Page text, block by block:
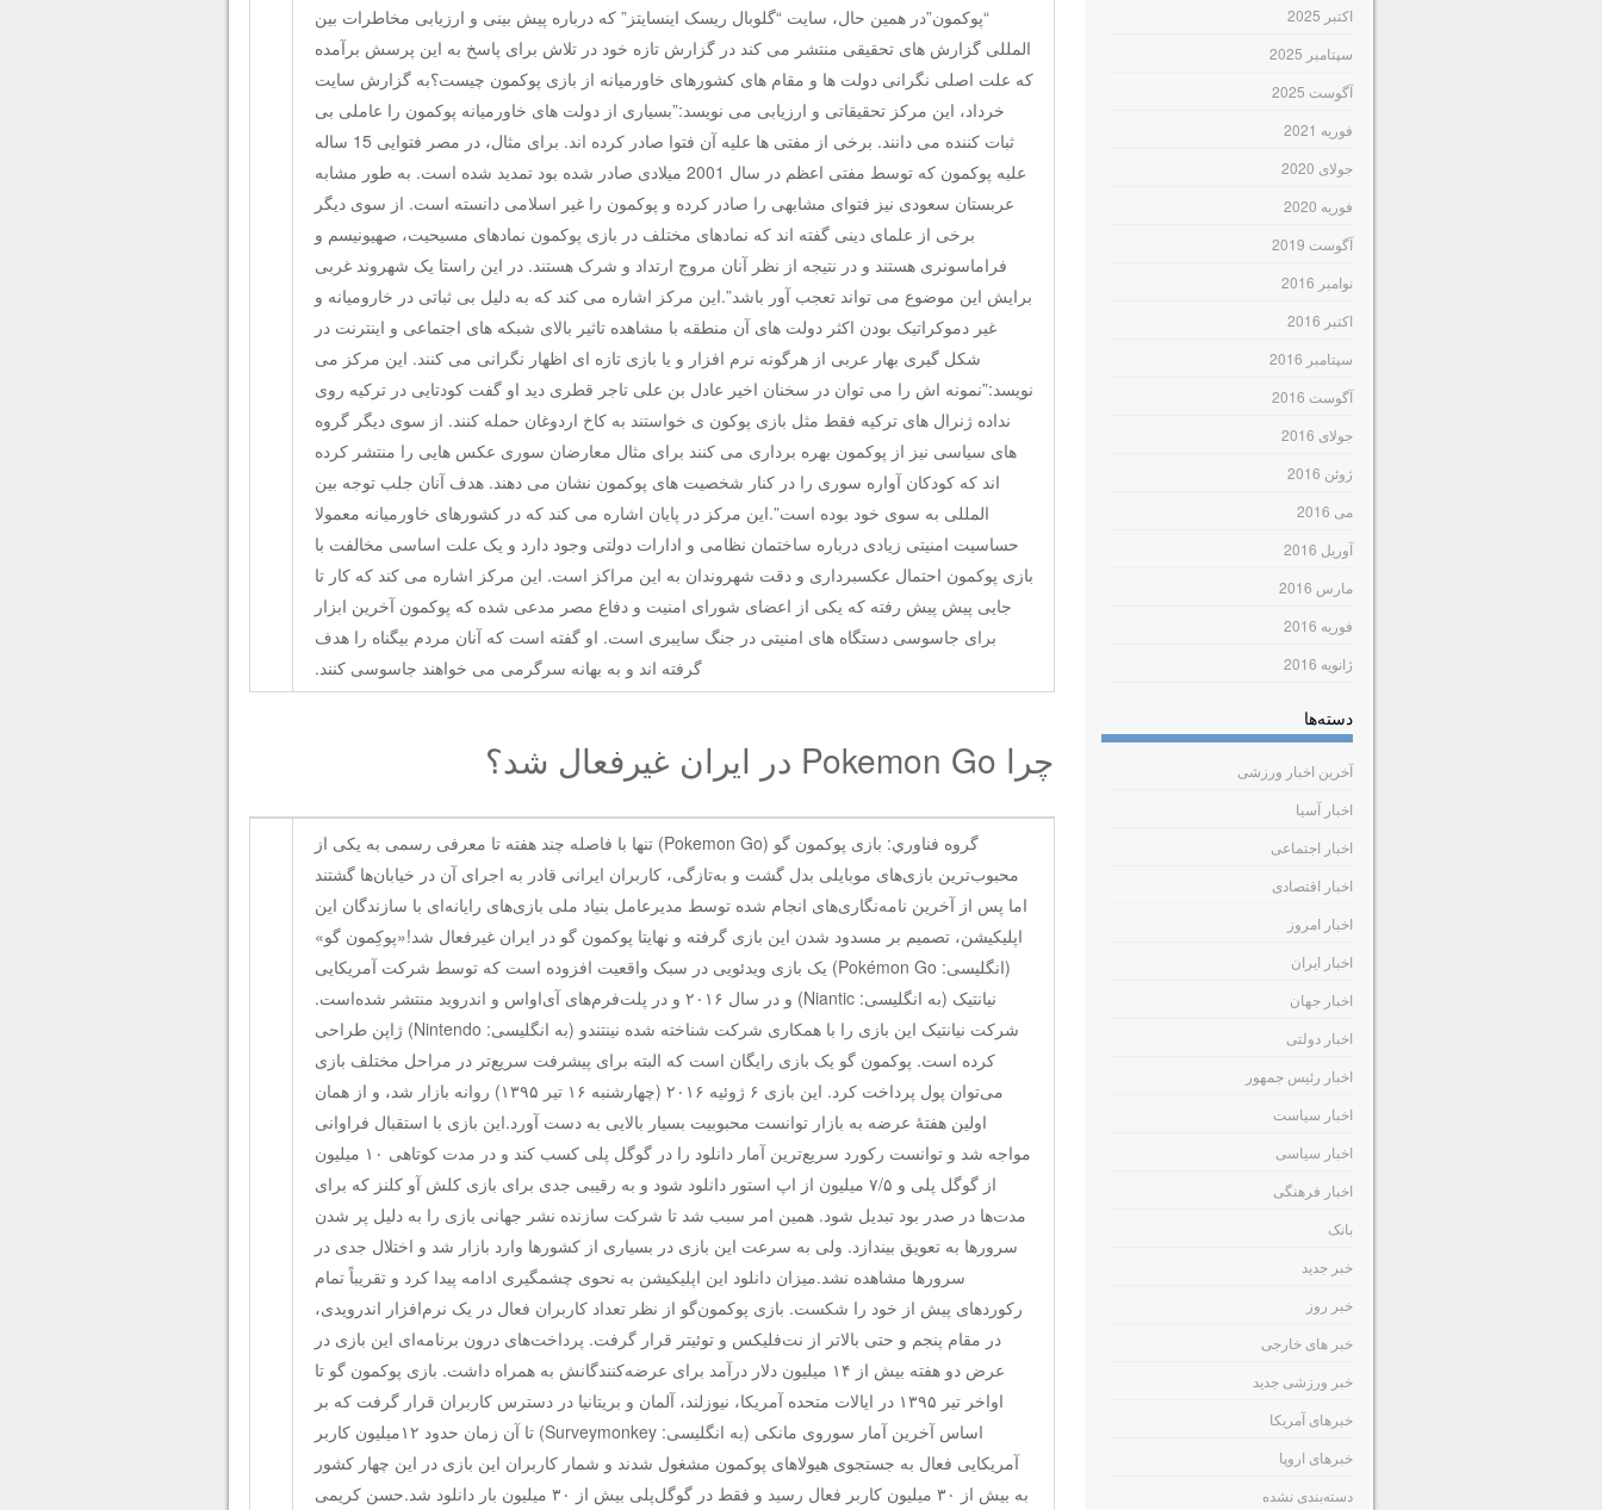
“پوکمون”در همين حال، سایت “گلوبال ریسک اینسایتز” که درباره پیش بینی و ارزیابی مخاطرات بین
المللی گزارش های تحقیقی منتشر می کند در گزارش تازه خود در تلاش برای پاسخ به این پرسش برآمده
که علت اصلی نگرانی دولت ها و مقام های کشورهای خاورمیانه از بازی پوکمون چیست؟به گزارش سايت
خرداد، این مرکز تحقیقاتی و ارزیابی می نویسد:”بسیاری از دولت های خاورمیانه پوکمون را عاملی بی
ثبات کننده می دانند. برخی از مفتی ها علیه آن فتوا صادر کرده اند. برای مثال، در مصر فتوایی 15 ساله
علیه پوکمون که توسط مفتی اعظم در سال 2001 میلادی صادر شده بود تمدید شده است. به طور مشابه
عربستان سعودی نیز فتوای مشابهی را صادر کرده و پوکمون را غیر اسلامی دانسته است. از سوی دیگر
برخی از علمای دینی گفته اند که نمادهای مختلف در بازی پوکمون نمادهای مسیحیت، صهیونیسم و
فراماسونری هستند و در نتیجه از نظر آنان مروج ارتداد و شرک هستند. در این راستا یک شهروند غربی
برایش این موضوع می تواند تعجب آور باشد”.این مرکز اشاره می کند که به دلیل بی ثباتی در خارومیانه و
غیر دموکراتیک بودن اکثر دولت های آن منطقه با مشاهده تاثیر بالای شبکه های اجتماعی و اینترنت در
شکل گیری بهار عربی از هرگونه نرم افزار و یا بازی تازه ای اظهار نگرانی می کنند. این مرکز می
نویسد:”نمونه اش را می توان در سخنان اخیر عادل بن علی تاجر قطری دید او گفت کودتایی در ترکیه روی
نداده ژنرال های ترکیه فقط مثل بازی پوکون ی خواستند به کاخ اردوغان حمله کنند. از سوی دیگر گروه
های سیاسی نیز از پوکمون بهره برداری می کنند برای مثال معارضان سوری عکس هایی را منتشر کرده
اند که کودکان آواره سوری را در کنار شخصیت های پوکمون نشان می دهند. هدف آنان جلب توجه بین
المللی به سوی خود بوده است”.این مرکز در پایان اشاره می کند که در کشورهای خاورمیانه معمولا
حساسیت امنیتی زیادی درباره ساختمان نظامی و ادارات دولتی وجود دارد و یک علت اساسی مخالفت با
بازی پوکمون احتمال عکسبرداری و دقت شهروندان به این مراکز است. این مرکز اشاره می کند که کار تا
جایی پیش پیش رفته که یکی از اعضای شورای امنیت و دفاع مصر مدعی شده که پوکمون آخرین ابزار
برای جاسوسی دستگاه های امنیتی در جنگ سایبری است. او گفته است که آنان مردم بیگناه را هدف
گرفته اند و به بهانه سرگرمی می خواهند جاسوسی کنند.
چرا Pokemon Go در ایران غیرفعال شد؟
گروه فناوري: بازی پوکمون گو (Pokemon Go) تنها با فاصله چند هفته تا معرفی رسمی به یکی از
محبوب‌ترین بازی‌های موبایلی بدل گشت و به‌تازگی، کاربران ایرانی قادر به اجرای آن در خیابان‌ها گشتند
اما پس از آخرین نامه‌نگاری‌های انجام شده توسط مدیرعامل بنیاد ملی بازی‌های رایانه‌ای با سازندگان این
اپلیکیشن، تصمیم بر مسدود شدن این بازی گرفته و نهایتا پوکمون گو در ایران غیرفعال شد!«پوکِمون گو»
(انگلیسی: Pokémon Go) یک بازی ویدئویی در سبک واقعیت افزوده است که توسط شرکت آمریکایی
نیانتیک (به انگلیسی: Niantic) و در سال ۲۰۱۶ و در پلت‌فرم‌های آی‌اواس و اندروید منتشر شده‌است.
شرکت نیانتیک این بازی را با همکاری شرکت شناخته شده نینتندو (به انگلیسی: Nintendo) ژاپن طراحی
کرده است. پوکمون گو یک بازی رایگان است که البته برای پیشرفت سریع‌تر در مراحل مختلف بازی
می‌توان پول پرداخت کرد. این بازی ۶ ژوئیه ۲۰۱۶ (چهارشنبه ۱۶ تیر ۱۳۹۵) روانه بازار شد، و از همان
اولین هفتهٔ عرضه به بازار توانست محبوبیت بسیار بالایی به دست آورد.این بازی با استقبال فراوانی
مواجه شد و توانست رکورد سریع‌ترین آمار دانلود را در گوگل پلی کسب کند و در مدت کوتاهی ۱۰ میلیون
از گوگل پلی و ۷/۵ میلیون از اپ استور دانلود شود و به رقیبی جدی برای بازی کلش آو کلنز که برای
مدت‌ها در صدر بود تبدیل شود. همین امر سبب شد تا شرکت سازنده نشر جهانی بازی را به دلیل پر شدن
سرورها به تعویق بیندازد. ولی به سرعت این بازی در بسیاری از کشورها وارد بازار شد و اختلال جدی در
سرورها مشاهده نشد.میزان دانلود این اپلیکیشن به نحوی چشمگیری ادامه پیدا کرد و تقریباً تمام
رکوردهای پیش از خود را شکست. بازی پوکمون‌گو از نظر تعداد کاربران فعال در یک نرم‌افزار اندرویدی،
در مقام پنجم و حتی بالاتر از نت‌فلیکس و توئیتر قرار گرفت. پرداخت‌های درون برنامه‌ای این بازی در
عرض دو هفته بیش از ۱۴ میلیون دلار درآمد برای عرضه‌کنندگانش به همراه داشت. بازی پوکمون گو تا
اواخر تیر ۱۳۹۵ در ایالات متحده آمریکا، نیوزلند، آلمان و بریتانیا در دسترس کاربران قرار گرفت که بر
اساس آخرین آمار سوروی مانکی (به انگلیسی: Surveymonkey) تا آن زمان حدود ۱۲میلیون کاربر
آمریکایی فعال به جستجوی هیولاهای پوکمون مشغول شدند و شمار کاربران این بازی در این چهار کشور
به بیش از ۳۰ میلیون کاربر فعال رسید و فقط در گوگل‌پلی بیش از ۳۰ میلیون بار دانلود شد.حسن کریمی
اکتبر 2025
سپتامبر 2025
آگوست 2025
فوریه 2021
جولای 2020
فوریه 2020
آگوست 2019
نوامبر 2016
اکتبر 2016
سپتامبر 2016
آگوست 2016
جولای 2016
ژوئن 2016
می 2016
آوریل 2016
مارس 2016
فوریه 2016
ژانویه 2016
دسته‌ها
آخرین اخبار ورزشی
اخبار آسیا
اخبار اجتماعی
اخبار اقتصادی
اخبار امروز
اخبار ایران
اخبار جهان
اخبار دولتی
اخبار رئیس جمهور
اخبار سیاست
اخبار سیاسی
اخبار فرهنگی
بانک
خبر جدید
خبر روز
خبر های خارجی
خبر ورزشی جدید
خبرهای آمریکا
خبرهای اروپا
دسته‌بندی نشده